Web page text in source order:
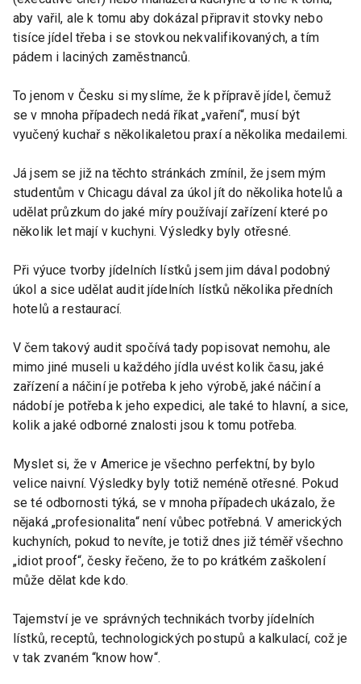
aby vařil, ale k tomu aby dokázal připravit stovky nebo
tisíce jídel třeba i se stovkou nekvalifikovaných, a tím
pádem i laciných zaměstnanců.
To jenom v Česku si myslíme, že k přípravě jídel, čemuž
se v mnoha případech nedá říkat „vaření“, musí být
vyučený kuchař s několikaletou praxí a několika medailemi.
Já jsem se již na těchto stránkách zmínil, že jsem mým
studentům v Chicagu dával za úkol jít do několika hotelů a
udělat průzkum do jaké míry používají zařízení které po
několik let mají v kuchyni. Výsledky byly otřesné.
Při výuce tvorby jídelních lístků jsem jim dával podobný
úkol a sice udělat audit jídelních lístků několika předních
hotelů a restaurací.
V čem takový audit spočívá tady popisovat nemohu, ale
mimo jiné museli u každého jídla uvést kolik času, jaké
zařízení a náčiní je potřeba k jeho výrobě, jaké náčiní a
nádobí je potřeba k jeho expedici, ale také to hlavní, a sice,
kolik a jaké odborné znalosti jsou k tomu potřeba.
Myslet si, že v Americe je všechno perfektní, by bylo
velice naivní. Výsledky byly totiž neméně otřesné. Pokud
se té odbornosti týká, se v mnoha případech ukázalo, že
nějaká „profesionalita“ není vůbec potřebná. V amerických
kuchyních, pokud to nevíte, je totiž dnes již téměř všechno
„idiot proof“, česky řečeno, že to po krátkém zaškolení
může dělat kde kdo.
Tajemství je ve správných technikách tvorby jídelních
lístků, receptů, technologických postupů a kalkulací, což je
v tak zvaném “know how“.